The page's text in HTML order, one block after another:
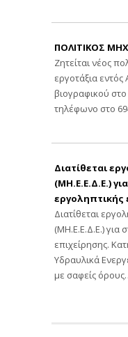
ΠΟΛΙΤΙΚΟΣ
Ζητείται νέος
εργοτάξια εντός
βιογραφικού στο
τηλέφωνο στο
Διατίθεται
(ΜΗ.Ε.Ε.Δ.Ε.)
εργοληπτικής
Διατίθεται
(ΜΗ.Ε.Ε.Δ.Ε.) για
επιχείρησης.
Υδραυλικά
με σαφείς